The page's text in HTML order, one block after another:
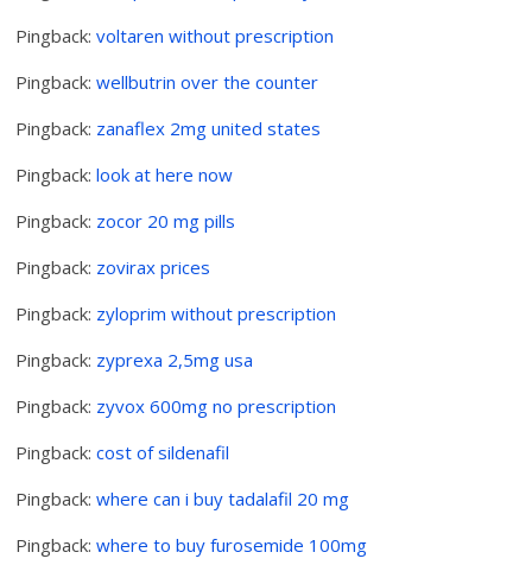
Pingback:voltaren without prescription
Pingback:wellbutrin over the counter
Pingback: zanaflex 2mg united states
Pingback:look at here now
Pingback: zocor 20 mg pills
Pingback: zovirax prices
Pingback: zyloprim without prescription
Pingback: zyprexa 2,5mg usa
Pingback: zyvox 600mg no prescription
Pingback:cost of sildenafil
Pingback:where can i buy tadalafil 20 mg
Pingback:where to buy furosemide 100mg